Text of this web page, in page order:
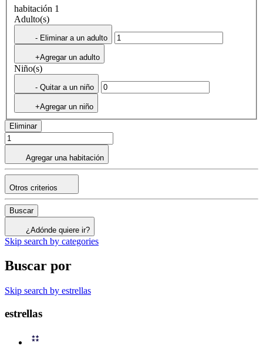
habitación 1
Adulto(s)
- Eliminar a un adulto
+Agregar un adulto
Niño(s)
- Quitar a un niño
+Agregar un niño
Eliminar
Agregar una habitación
Otros criterios
Buscar
¿Adónde quiere ir?
Skip search by categories
Buscar por
Skip search by estrellas
estrellas